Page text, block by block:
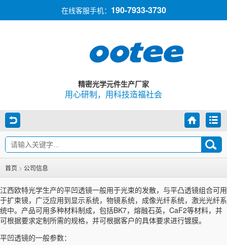
在线客服手机： 190-7933-3730
精密光学元件生产厂家
用心研制，用科技造福社会
首页 > 公司信息
江西欧特光学生产的平凹透镜一般用于光束的发散，与平凸透镜组合可用
于扩束镜，广泛应用到显示系统，物镜系统，成像光纤系统，激光光纤系
统中。产品可用多种材料制成，包括BK7，熔融石英，CaF2等材料，并
可根据要求定制所需的规格，并可根据客户的具体要求进行镀膜。
平凹透镜的一般参数：